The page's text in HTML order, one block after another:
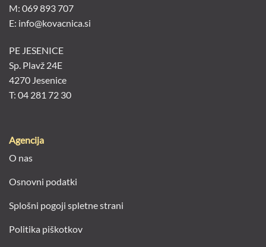
M: 069 893 707
E: info@kovacnica.si
PE JESENICE
Sp. Plavž 24E
4270 Jesenice
T: 04 281 72 30
Agencija
O nas
Osnovni podatki
Splošni pogoji spletne strani
Politika piškotkov